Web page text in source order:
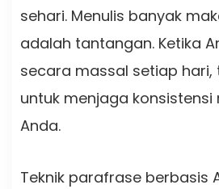
sehari. Menulis banyak
adalah tantangan. Ketika
secara massal setiap hari,
untuk menjaga
Anda.
Teknik parafrase berbasis